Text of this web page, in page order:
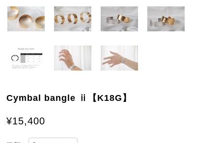
Cymbal bangle ⅱ【K18G】
¥15,400